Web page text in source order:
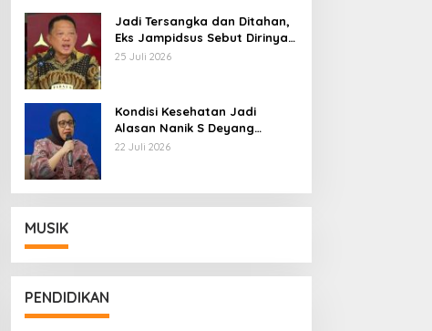
Jadi Tersangka dan Ditahan,
Eks Jampidsus Sebut Dirinya
Korban Kriminalisasi
25 Juli 2026
Kondisi Kesehatan Jadi
Alasan Nanik S Deyang
Mundur dari BGN, Prabowo
22 Juli 2026
MUSIK
PENDIDIKAN